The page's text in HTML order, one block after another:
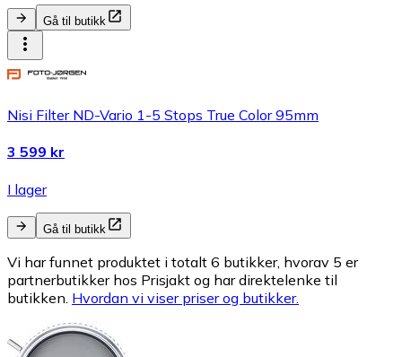
Gå til butikk
Nisi Filter ND-Vario 1-5 Stops True Color 95mm
3 599 kr
I lager
Gå til butikk
Vi har funnet produktet i totalt 6 butikker, hvorav 5 er
partnerbutikker hos Prisjakt og har direktelenke til
butikken. Hvordan vi viser priser og butikker.